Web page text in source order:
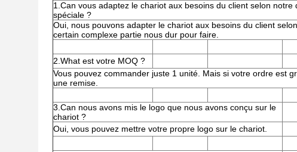
1.Can vous adaptez le chariot aux besoins du client selon notre
spéciale ?
Oui, nous pouvons adapter le chariot aux besoins du client
certain complexe partie nous dur pour faire.
2.What est votre MOQ ?
Vous pouvez commander juste 1 unité. Mais si votre ordre est
une remise.
3.Can nous avons mis le logo que nous avons conçu sur le
chariot ?
Oui, vous pouvez mettre votre propre logo sur le chariot.